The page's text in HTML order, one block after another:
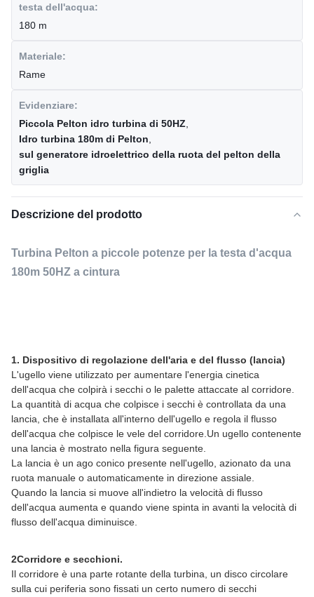
testa dell'acqua:
180 m
Materiale:
Rame
Evidenziare:
Piccola Pelton idro turbina di 50HZ
Idro turbina 180m di Pelton
sul generatore idroelettrico della ruota del pelton della
griglia
Descrizione del prodotto
Turbina Pelton a piccole potenze per la testa d'acqua
180m 50HZ a cintura
1. Dispositivo di regolazione dell'aria e del flusso (lancia)
L'ugello viene utilizzato per aumentare l'energia cinetica
dell'acqua che colpirà i secchi o le palette attaccate al corridore.
La quantità di acqua che colpisce i secchi è controllata da una
lancia, che è installata all'interno dell'ugello e regola il flusso
dell'acqua che colpisce le vele del corridore.Un ugello contenente
una lancia è mostrato nella figura seguente.
La lancia è un ago conico presente nell'ugello, azionato da una
ruota manuale o automaticamente in direzione assiale.
Quando la lancia si muove all'indietro la velocità di flusso
dell'acqua aumenta e quando viene spinta in avanti la velocità di
flusso dell'acqua diminuisce.
2Corridore e secchioni.
Il corridore è una parte rotante della turbina, un disco circolare
sulla cui periferia sono fissati un certo numero di secchi